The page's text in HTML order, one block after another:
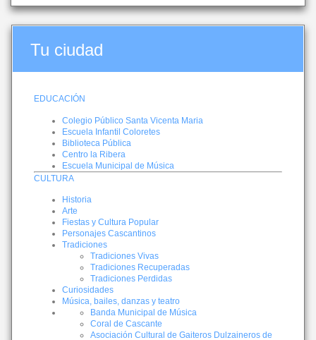
Tu ciudad
EDUCACIÓN
Colegio Público Santa Vicenta Maria
Escuela Infantil Coloretes
Biblioteca Pública
Centro la Ribera
Escuela Municipal de Música
CULTURA
Historia
Arte
Fiestas y Cultura Popular
Personajes Cascantinos
Tradiciones
Tradiciones Vivas
Tradiciones Recuperadas
Tradiciones Perdidas
Curiosidades
Música, bailes, danzas y teatro
Banda Municipal de Música
Coral de Cascante
Asociación Cultural de Gaiteros Dulzaineros de